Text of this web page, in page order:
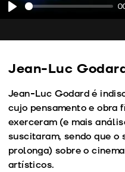
Jean-Luc
Jean-Luc Godard é
cujo pensamento e obra
exerceram (e mais
suscitaram, sendo que
prolonga) sobre o
artísticos.